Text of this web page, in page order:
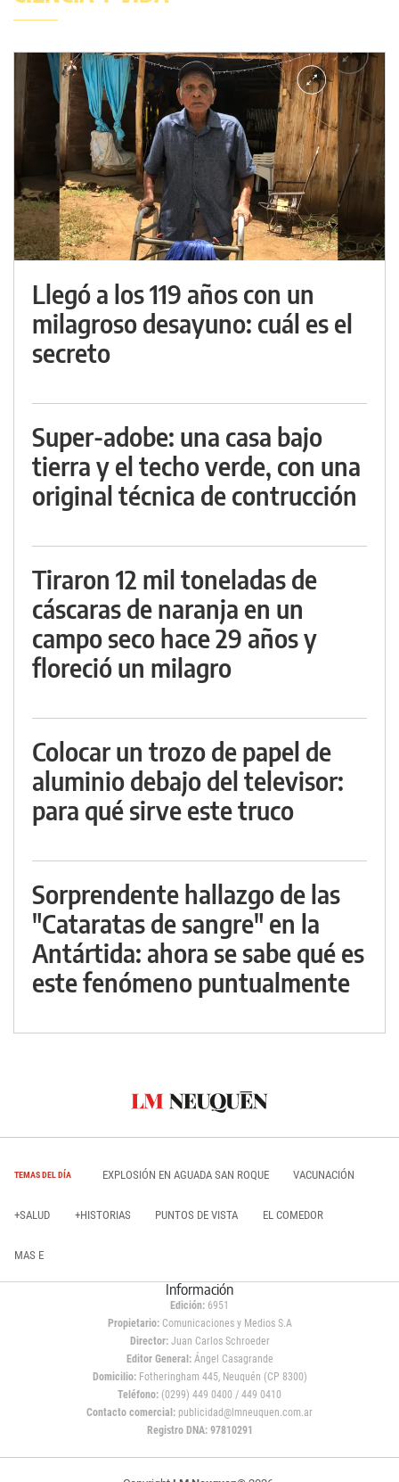
Llegó a los 119 años con un
milagroso desayuno: cuál es el
secreto
Super-adobe: una casa bajo
tierra y el techo verde, con una
original técnica de contrucción
Tiraron 12 mil toneladas de
cáscaras de naranja en un
campo seco hace 29 años y
floreció un milagro
Colocar un trozo de papel de
aluminio debajo del televisor:
para qué sirve este truco
Sorprendente hallazgo de las
"Cataratas de sangre" en la
Antártida: ahora se sabe qué es
este fenómeno puntualmente
TEMAS DEL DÍA EXPLOSIÓN EN AGUADA SAN ROQUE VACUNACIÓN
+SALUD +HISTORIAS PUNTOS DE VISTA EL COMEDOR
MAS E
Información
Edición: 6951
Propietario:Comunicaciones y Medios S.A
Director: Juan Carlos Schroeder
Editor General:Ángel Casagrande
Domicilio:Fotheringham 445, Neuquén (CP 8300)
Teléfono: (0299) 449 0400 / 449 0410
Contacto comercial: publicidad@lmneuquen.com.ar
Registro DNA: 97810291